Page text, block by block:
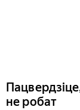
не робат